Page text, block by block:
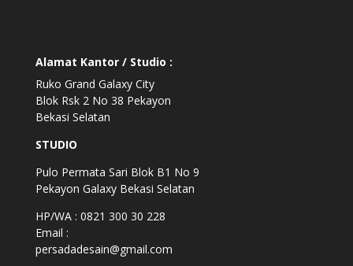
Alamat Kantor / Studio :
Ruko Grand Galaxy City
Blok Rsk 2 No 38 Pekayon
Bekasi Selatan
STUDIO
Pulo Permata Sari Blok B1 No 9
Pekayon Galaxy Bekasi Selatan
HP/WA : 0821 300 30 228
Email :
persadadesain@gmail.com